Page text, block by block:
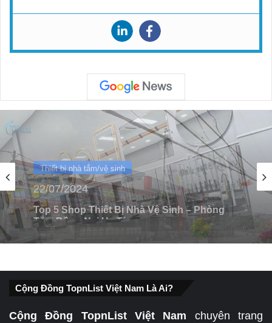
Thiết bị nhà tắm/vệ sinh
11/07/2024
Top 5 shop thiết bị nhà vệ sinh – phòng tắm
Lai Châu uy tín
Cộng Đồng TopnList Việt Nam Là Ai?
Cộng Đồng TopnList Việt Nam chuyên trang